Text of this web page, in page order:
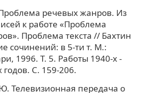
речевых жанров. Из
к работе «Проблема
Проблема текста // Бахтин
сочинений: в 5-ти т. М.:
1996. Т. 5. Работы 1940-х -
годов. С. 159-206.
Телевизионная передача о